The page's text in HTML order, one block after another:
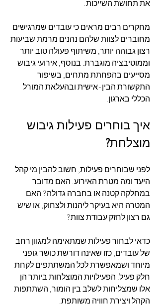
את תחושת השייכות.
מחקרים רבים מראים כי עובדים שמרגישים
מחוברים לצוות שלהם נהנים מרמת שביעות
רצון גבוהה יותר, משיתוף פעולה טוב יותר
וממוטיבציה מוגברת. בנוסף, אירועי גיבוש
מסייעים בהפחתת מתחים, בשיפור
התקשורת הבין-אישית ובהעלאת המורל
הכללי בארגון.
איך בוחרים פעילות גיבוש
מוצלחת?
לפני שבוחרים פעילות, חשוב להבין מי קהל
היעד ומה מטרת האירוע. האם מדובר
במחלקה קטנה או בחברה גדולה? האם
המטרה היא בעיקר ליהנות ולצחוק, או שיש
גם רצון לחזק עבודת צוות?
כדאי לבחור פעילות שמתאימה למגוון רחב
של עובדים, כזו שאינה דורשת כושר גופני
מיוחד ושמאפשרת לכל המשתתפים לקחת
חלק פעיל. הפעילויות המוצלחות ביותר הן
אלו שמצליחות לשלב בין הומור, השתתפות
הקהל ויצירת חוויה משותפת.